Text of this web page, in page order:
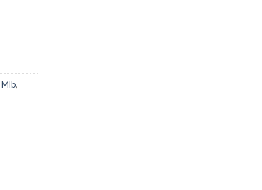
Mlb,